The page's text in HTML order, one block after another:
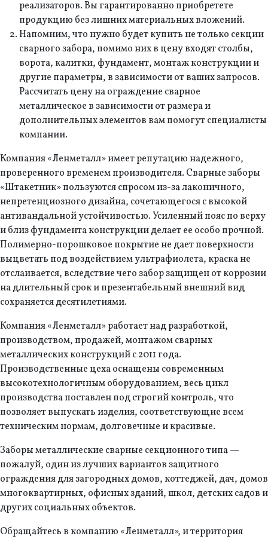
реализаторов. Вы гарантированно приобретете
продукцию без лишних материальных вложений.
Напомним, что нужно будет купить не только секции
сварного забора, помимо них в цену входят столбы,
ворота, калитки, фундамент, монтаж конструкции и
другие параметры, в зависимости от ваших запросов.
Рассчитать цену на ограждение сварное
металлическое в зависимости от размера и
дополнительных элементов вам помогут специалисты
компании.
Компания «Ленметалл» имеет репутацию надежного,
проверенного временем производителя. Сварные заборы
«Штакетник» пользуются спросом из-за лаконичного,
непретенциозного дизайна, сочетающегося с высокой
антивандальной устойчивостью. Усиленный пояс по верху
и близ фундамента конструкции делает ее особо прочной.
Полимерно-порошковое покрытие не дает поверхности
выцветать под воздействием ультрафиолета, краска не
отслаивается, вследствие чего забор защищен от коррозии
на длительный срок и презентабельный внешний вид
сохраняется десятилетиями.
Компания «Ленметалл» работает над разработкой,
производством, продажей, монтажом сварных
металлических конструкций с 2011 года.
Производственные цеха оснащены современным
высокотехнологичным оборудованием, весь цикл
производства поставлен под строгий контроль, что
позволяет выпускать изделия, соответствующие всем
техническим нормам, долговечные и красивые.
Заборы металлические сварные секционного типа —
пожалуй, один из лучших вариантов защитного
ограждения для загородных домов, коттеджей, дач, домов
многоквартирных, офисных зданий, школ, детских садов и
других социальных объектов.
Обращайтесь в компанию «Ленметалл», и территория